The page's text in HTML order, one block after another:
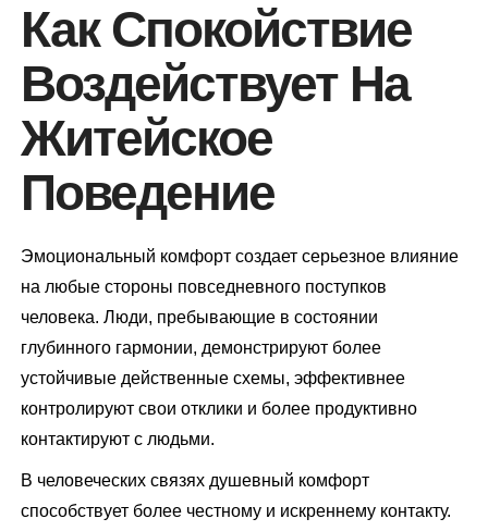
Как Спокойствие
Воздействует На
Житейское
Поведение
Эмоциональный комфорт создает серьезное влияние
на любые стороны повседневного поступков
человека. Люди, пребывающие в состоянии
глубинного гармонии, демонстрируют более
устойчивые действенные схемы, эффективнее
контролируют свои отклики и более продуктивно
контактируют с людьми.
В человеческих связях душевный комфорт
способствует более честному и искреннему контакту.